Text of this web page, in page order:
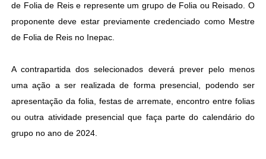
de Folia de Reis e represente um grupo de Folia ou Reisado. O
proponente deve estar previamente credenciado como Mestre
de Folia de Reis no Inepac.
A contrapartida dos selecionados deverá prever pelo menos
uma ação a ser realizada de forma presencial, podendo ser
apresentação da folia, festas de arremate, encontro entre folias
ou outra atividade presencial que faça parte do calendário do
grupo no ano de 2024.